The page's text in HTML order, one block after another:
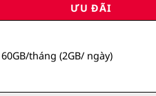
ƯU ĐÃI
tháng (2GB/ ngày)